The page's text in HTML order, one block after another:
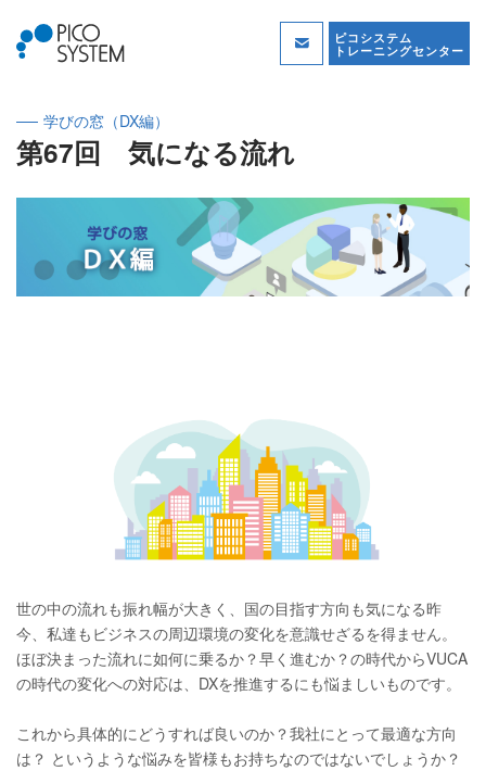
ピコシステム
トレーニングセンター
学びの窓（DX編）
第67回 気になる流れ
世の中の流れも振れ幅が大きく、国の目指す方向も気になる昨
今、私達もビジネスの周辺環境の変化を意識せざるを得ません。
ほぼ決まった流れに如何に乗るか？早く進むか？の時代からVUCA
の時代の変化への対応は、DXを推進するにも悩ましいものです。
これから具体的にどうすれば良いのか？我社にとって最適な方向
は？ というような悩みを皆様もお持ちなのではないでしょうか？